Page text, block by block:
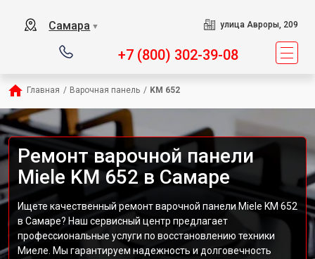
Самара ▼ улица Авроры, 209
+7 (800) 302-39-08
Главная / Варочная панель / KM 652
Ремонт варочной панели
Miele KM 652 в Самаре
Ищете качественный ремонт варочной панели Miele KM 652
в Самаре? Наш сервисный центр предлагает
профессиональные услуги по восстановлению техники
Миеле. Мы гарантируем надежность и долговечность